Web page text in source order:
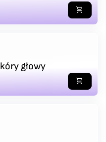
shopping_cart
głowy
shopping_cart